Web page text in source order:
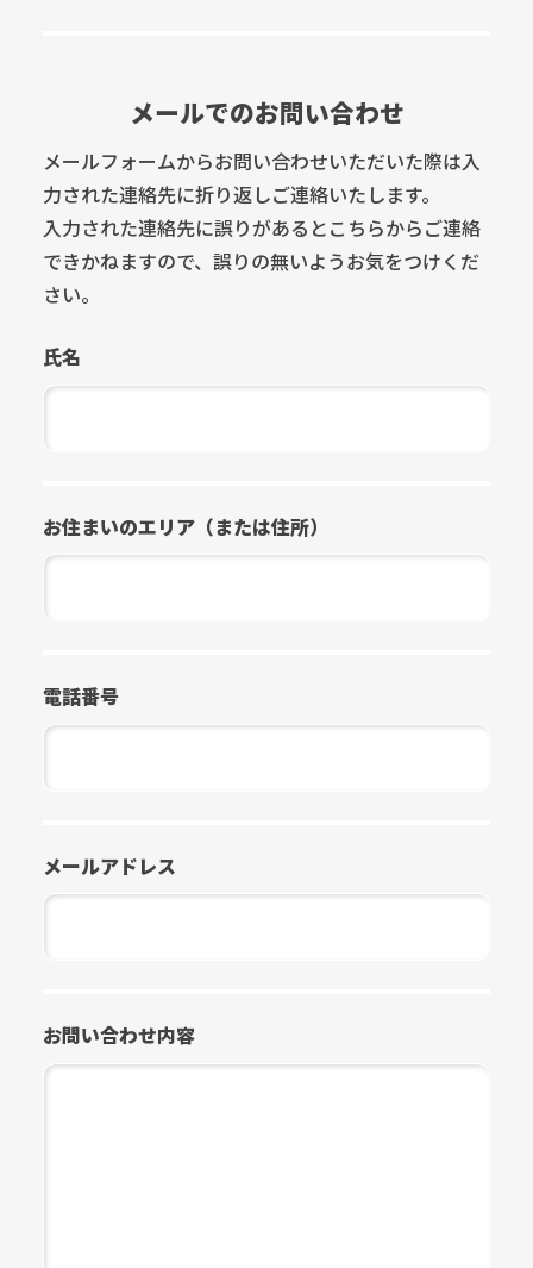
メールでのお問い合わせ
メールフォームからお問い合わせいただいた際は入
力された連絡先に折り返しご連絡いたします。
入力された連絡先に誤りがあるとこちらからご連絡
できかねますので、誤りの無いようお気をつけくだ
さい。
氏名
お住まいのエリア（または住所）
電話番号
メールアドレス
お問い合わせ内容